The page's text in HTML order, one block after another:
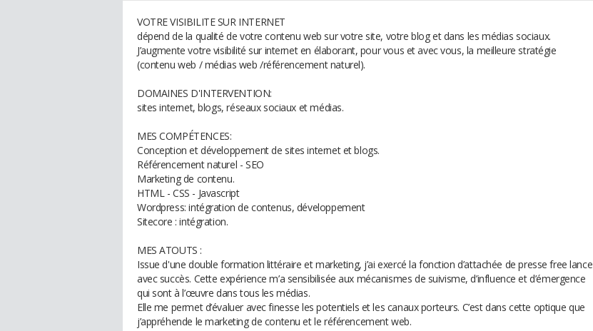
VOTRE VISIBILITE SUR INTERNET
dépend de la qualité de votre contenu web sur votre site, votre blog et dans les médias sociaux.
J’augmente votre visibilité sur internet en élaborant, pour vous et avec vous, la meilleure stratégie
(contenu web / médias web /référencement naturel).
DOMAINES D'INTERVENTION:
sites internet, blogs, réseaux sociaux et médias.
MES COMPÉTENCES:
Conception et développement de sites internet et blogs.
Référencement naturel - SEO
Marketing de contenu.
HTML - CSS - Javascript
Wordpress: intégration de contenus, développement
Sitecore : intégration.
MES ATOUTS :
Issue d'une double formation littéraire et marketing, j’ai exercé la fonction d’attachée de presse free lance
avec succès. Cette expérience m’a sensibilisée aux mécanismes de suivisme, d’influence et d’émergence
qui sont à l’œuvre dans tous les médias.
Elle me permet d’évaluer avec finesse les potentiels et les canaux porteurs. C’est dans cette optique que
j’appréhende le marketing de contenu et le référencement web.